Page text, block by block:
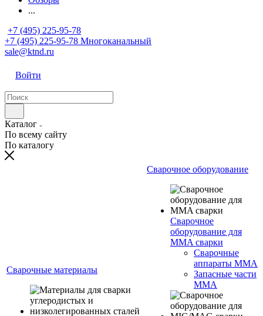
...
+7 (495) 225-95-78
+7 (495) 225-95-78 Многоканальный
sale@ktnd.ru
Войти
Каталог
По всему сайту
По каталогу
Сварочные материалы
Сварочное оборудование
Сварочное
оборудование для
MMA сварки
Сварочные
аппараты MMA
Запасные части
MMA